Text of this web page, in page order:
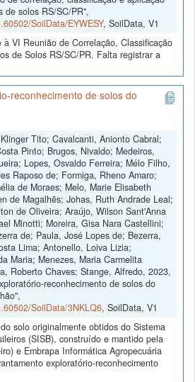
de solos RS/SC/PR",
SoilData/EYWESY, SoilData, V1
VI Reunião de Correlação, Classificação
de Solos RS/SC/PR. Falta registrar a
reconhecimento de solos do
Tito; Cavalcanti, Anionto Cabral;
Pinto; Brugos, Nivaldo; Medeiros,
Lopes, Osvaldo Ferreira; Mélo Filho,
Raposo de; Formiga, Rheno Amaro;
de Moraes; Melo, Marie Elisabeth
de Magalhẽs; Johas, Ruth Andrade Leal;
de Oliveira; Araújo, Wilson Sant'Anna
Minotti; Moreira, Gisa Nara Castellini;
de; Paula, José Lopes de; Bezerra,
Lima; Antonello, Loiva Lizia;
Maria; Menezes, Maria Carmelita
Roberto Chaves; Stange, Alfredo, 2023,
reconhecimento de solos do
SoilData/3NKLQ6, SoilData, V1
solo originalmente obtidos do Sistema
(SISB), construído e mantido pela
e Embrapa Informática Agropecuária
exploratório-reconhecimento